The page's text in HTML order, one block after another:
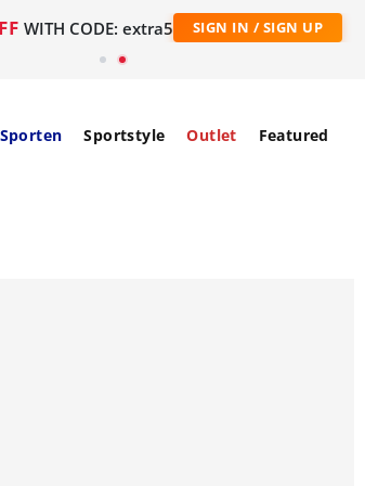
WITH CODE: extra5 SIGN IN / SIGN UP
Sporten Sportstyle Outlet Featured